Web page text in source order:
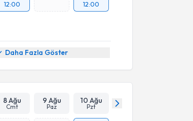
12:00
12:00
Daha Fazla Göster
8 Ağu
Cmt
9 Ağu
Paz
10 Ağu
Pzt